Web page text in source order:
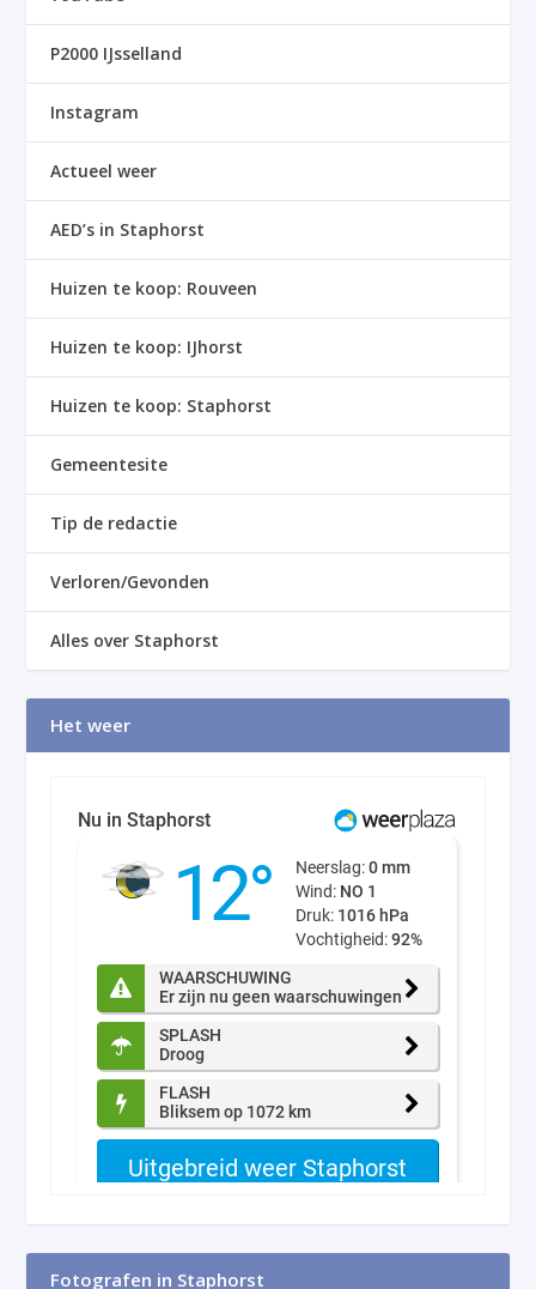
P2000 IJsselland
Instagram
Actueel weer
AED’s in Staphorst
Huizen te koop: Rouveen
Huizen te koop: IJhorst
Huizen te koop: Staphorst
Gemeentesite
Tip de redactie
Verloren/Gevonden
Alles over Staphorst
Het weer
Fotografen in Staphorst